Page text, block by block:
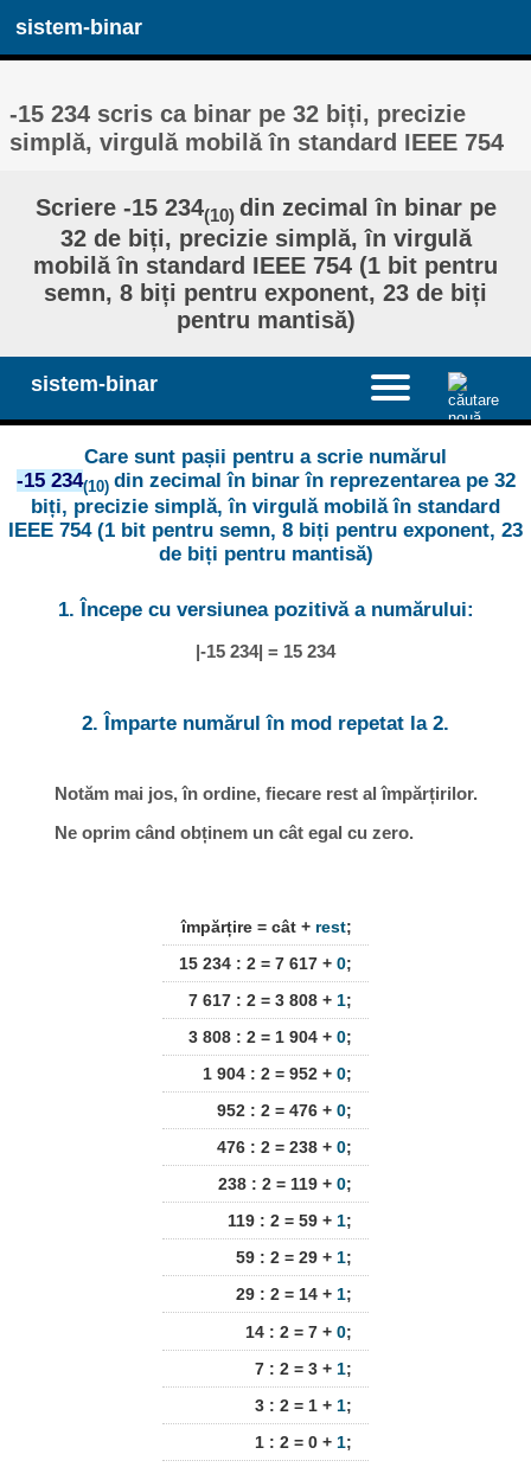
sistem-binar
-15 234 scris ca binar pe 32 biți, precizie
simplă, virgulă mobilă în standard IEEE 754
Scriere -15 234(10) din zecimal în binar pe
32 de biți, precizie simplă, în virgulă
mobilă în standard IEEE 754 (1 bit pentru
semn, 8 biți pentru exponent, 23 de biți
pentru mantisă)
sistem-binar
Care sunt pașii pentru a scrie numărul
-15 234(10) din zecimal în binar în reprezentarea pe 32
biți, precizie simplă, în virgulă mobilă în standard
IEEE 754 (1 bit pentru semn, 8 biți pentru exponent, 23
de biți pentru mantisă)
1. Începe cu versiunea pozitivă a numărului:
|-15 234| = 15 234
2. Împarte numărul în mod repetat la 2.
Notăm mai jos, în ordine, fiecare rest al împărțirilor.
Ne oprim când obținem un cât egal cu zero.
împărțire = cât + rest;
15 234 : 2 = 7 617 + 0;
7 617 : 2 = 3 808 + 1;
3 808 : 2 = 1 904 + 0;
1 904 : 2 = 952 + 0;
952 : 2 = 476 + 0;
476 : 2 = 238 + 0;
238 : 2 = 119 + 0;
119 : 2 = 59 + 1;
59 : 2 = 29 + 1;
29 : 2 = 14 + 1;
14 : 2 = 7 + 0;
7 : 2 = 3 + 1;
3 : 2 = 1 + 1;
1 : 2 = 0 + 1;